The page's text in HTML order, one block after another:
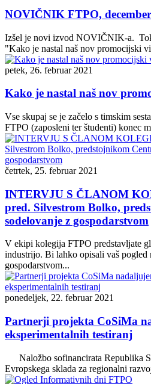
NOVIČNIK FTPO,
Izšel je novi izvod NOVIČNIK-a.
"Kako je nastal naš nov promocijski
petek, 26. februar 2021
Kako je nastal naš nov
Vse skupaj se je začelo s timskim
FTPO (zaposleni ter študenti) konec
četrtek, 25. februar 2021
INTERVJU S ČLANOM
pred. Silvestrom Bolko,
sodelovanje z gospodarstvom
V ekipi kolegija FTPO predstavljate
industrijo. Bi lahko opisali vaš pogled
gospodarstvom...
ponedeljek, 22. februar 2021
Partnerji projekta CoSiMa
eksperimentalnih testiranj
Naložbo sofinancirata Republika
Evropskega sklada za regionalni